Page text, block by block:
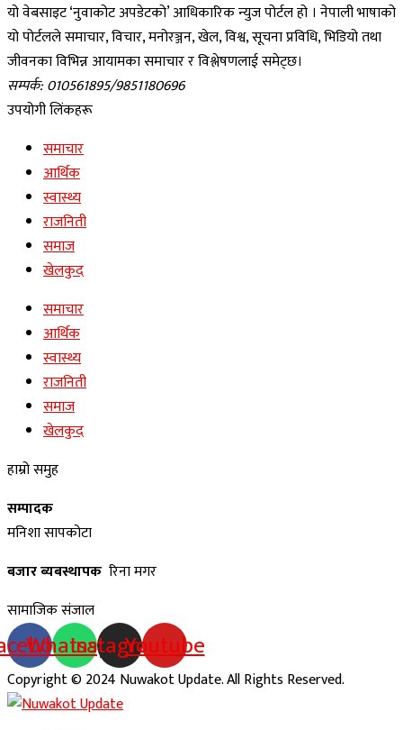
यो वेबसाइट ‘नुवाकोट अपडेटको’ आधिकारिक न्युज पोर्टल हो । नेपाली भाषाको
यो पोर्टलले समाचार, विचार, मनोरञ्जन, खेल, विश्व, सूचना प्रविधि, भिडियो तथा
जीवनका विभिन्न आयामका समाचार र विश्लेषणलाई समेट्छ।
सम्पर्क: 010561895/9851180696
उपयोगी लिंकहरू
समाचार
आर्थिक
स्वास्थ्य
राजनिती
समाज
खेलकुद
समाचार
आर्थिक
स्वास्थ्य
राजनिती
समाज
खेलकुद
हाम्रो समुह
सम्पादक
मनिशा सापकोटा
बजार ब्यबस्थापक रिना मगर
सामाजिक संजाल
Whatsapp
Instagram
Youtube
Copyright © 2024 Nuwakot Update. All Rights Reserved.